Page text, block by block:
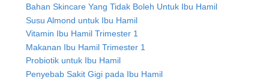
Bahan Skincare Yang Tidak Boleh Untuk Ibu Hamil
Susu Almond untuk Ibu Hamil
Vitamin Ibu Hamil Trimester 1
Makanan Ibu Hamil Trimester 1
Probiotik untuk Ibu Hamil
Penyebab Sakit Gigi pada Ibu Hamil